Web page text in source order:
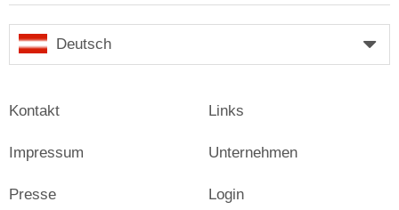
Deutsch
Kontakt
Impressum
Presse
Links
Unternehmen
Login